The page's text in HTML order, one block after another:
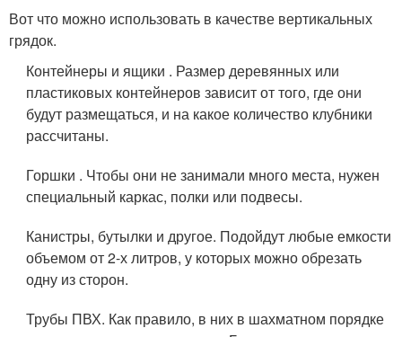
Вот что можно использовать в качестве вертикальных
грядок.
Контейнеры и ящики . Размер деревянных или
пластиковых контейнеров зависит от того, где они
будут размещаться, и на какое количество клубники
рассчитаны.
Горшки . Чтобы они не занимали много места, нужен
специальный каркас, полки или подвесы.
Канистры, бутылки и другое. Подойдут любые емкости
объемом от 2-х литров, у которых можно обрезать
одну из сторон.
Трубы ПВХ. Как правило, в них в шахматном порядке